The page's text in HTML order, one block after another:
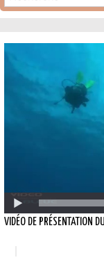
VIDÉO DE PRÉSENTATION